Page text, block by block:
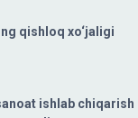
qishloq xo‘jaligi
ishlab chiqarish